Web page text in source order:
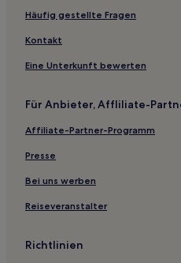
Hotels mit Pool in Taupō
Strand in Taupō
4-Sterne-Hotels in Taupō
Häufig gestellte Fragen
Kontakt
Eine Unterkunft bewerten
Für Anbieter, Affliliate-
Affiliate-Partner-Programm
Presse
Bei uns werben
Reiseveranstalter
Richtlinien